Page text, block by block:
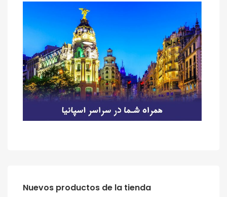
‫‪Nuevos‬‬ ‫‪productos‬‬ ‫‪de‬‬ ‫‪la‬‬ ‫‪tienda‬‬